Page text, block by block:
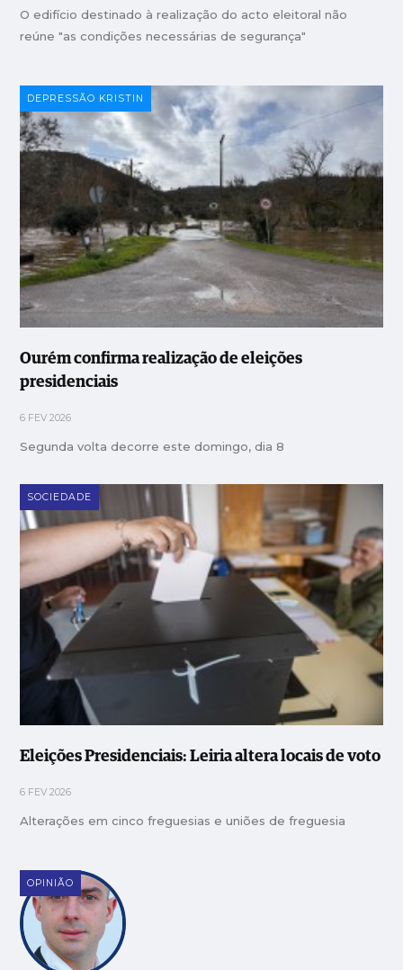
O edifício destinado à realização do acto eleitoral não
reúne "as condições necessárias de segurança"
DEPRESSÃO KRISTIN
Ourém confirma realização de eleições
presidenciais
6 FEV 2026
Segunda volta decorre este domingo, dia 8
SOCIEDADE
Eleições Presidenciais: Leiria altera locais de voto
6 FEV 2026
Alterações em cinco freguesias e uniões de freguesia
OPINIÃO